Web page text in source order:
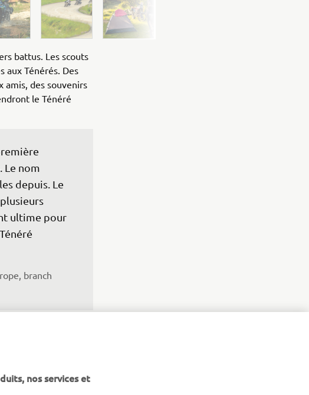
battus. Les scouts
aux Ténérés. Des
amis, des souvenirs
le Ténéré
Le nom
depuis. Le
ultime pour
branch
nos services et